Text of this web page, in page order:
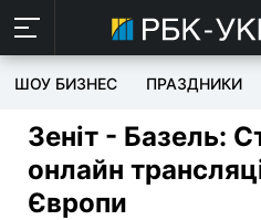
ШОУ БИЗНЕС ПРАЗДНИКИ
Зеніт - Базель:
онлайн
Європи